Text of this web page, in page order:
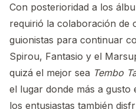
Con posterioridad a los
requirió la colaboración de
guionistas para continuar
Spirou, Fantasio y el
quizá el mejor sea Tembo
el lugar donde más a gusto
los entusiastas también